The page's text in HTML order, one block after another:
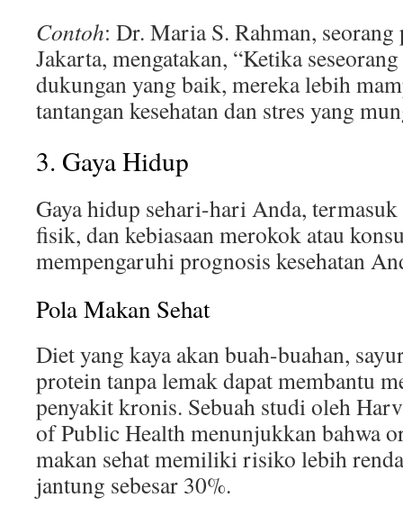
Contoh: Dr. Maria S. Rahman,
Jakarta, mengatakan, “Ketika
dukungan yang baik, mereka lebih
tantangan kesehatan dan stres yang
3. Gaya Hidup
Gaya hidup sehari-hari Anda,
fisik, dan kebiasaan merokok atau
mempengaruhi prognosis kesehatan
Pola Makan Sehat
Diet yang kaya akan buah-buahan,
protein tanpa lemak dapat membantu
penyakit kronis. Sebuah studi oleh
of Public Health menunjukkan bahwa
makan sehat memiliki risiko lebih
jantung sebesar 30%.